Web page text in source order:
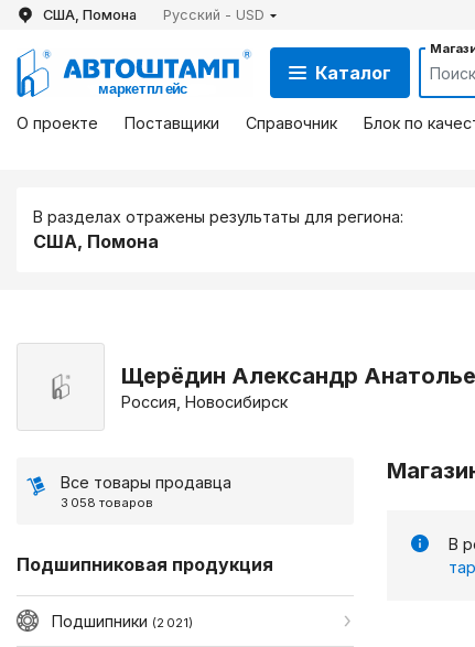
США, Помона Русский - USD
Каталог
О проекте
Поставщики Справочник Блок по
В разделах отражены результаты для региона:
США, Помона
Щерёдин Александр
Россия, Новосибирск
Все товары продавца
3 058 товаров
Подшипниковая продукция
Подшипники (2 021)
В